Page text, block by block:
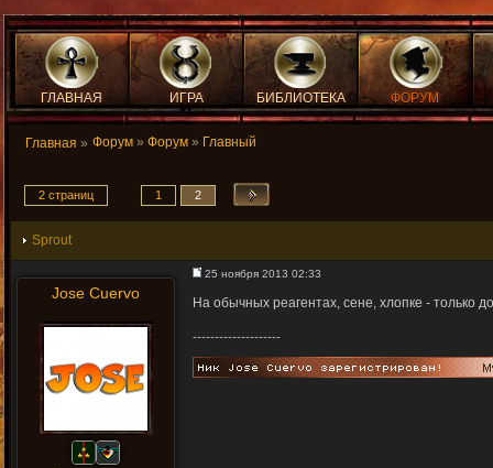
ГЛАВНАЯ ИГРА БИБЛИОТЕКА ФОРУМ
Главная » Форум » Форум » Главный
2 страниц 1 2
Sprout
Jose Cuervo
25 ноября 2013 02:33
На обычных реагентах, сене, хлопке - только
--------------------